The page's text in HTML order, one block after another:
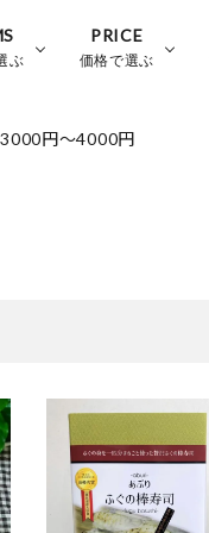
ぶ
PRICE
価格で選ぶ
3000円～4000円